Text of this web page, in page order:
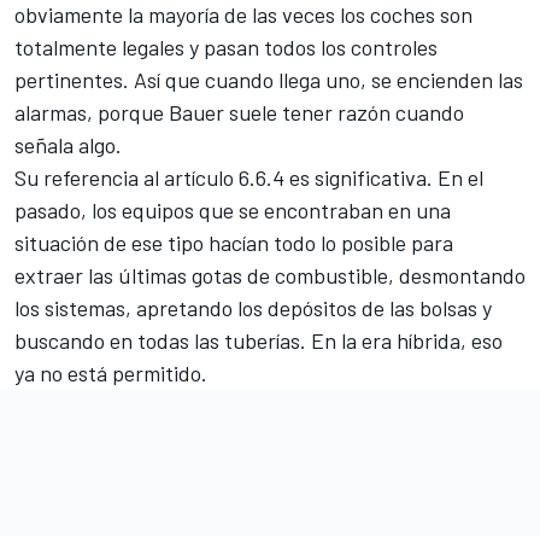
obviamente la mayoría de las veces los coches son
totalmente legales y pasan todos los controles
pertinentes. Así que cuando llega uno, se encienden las
alarmas, porque Bauer suele tener razón cuando
señala algo.
Su referencia al artículo 6.6.4 es significativa. En el
pasado, los equipos que se encontraban en una
situación de ese tipo hacían todo lo posible para
extraer las últimas gotas de combustible, desmontando
los sistemas, apretando los depósitos de las bolsas y
buscando en todas las tuberías. En la era híbrida, eso
ya no está permitido.